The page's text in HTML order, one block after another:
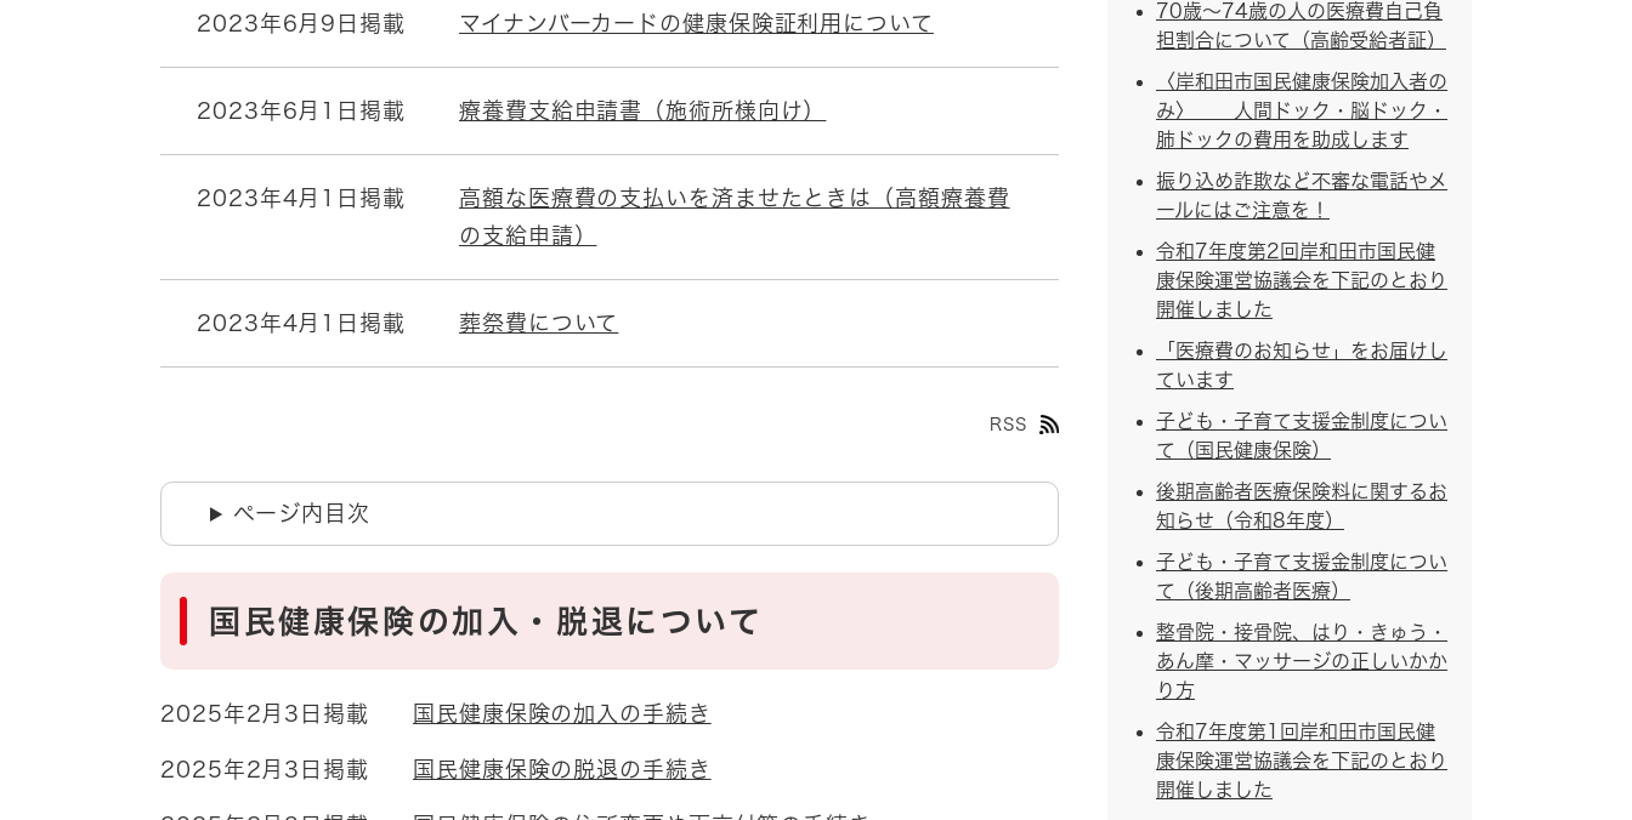
2023年6月9日掲載 マイナンバーカードの健康保険証利用について
2023年6月1日掲載 療養費支給申請書（施術所様向け）
2023年4月1日掲載
高額な医療費の支払いを済ませたときは（高額療養費
の支給申請）
2023年4月1日掲載 葬祭費について
RSS
ページ内目次
国民健康保険の加入・脱退について
2025年2月3日掲載 国民健康保険の加入の手続き
2025年2月3日掲載 国民健康保険の脱退の手続き
70歳～74歳の人の医療費自己負
担割合について（高齢受給者証）
〈岸和田市国民健康保険加入者の
み〉 人間ドック・脳ドック・
肺ドックの費用を助成します
振り込め詐欺など不審な電話やメ
ールにはご注意を！
令和7年度第2回岸和田市国民健
康保険運営協議会を下記のとおり
開催しました
「医療費のお知らせ」をお届けし
ています
子ども・子育て支援金制度につい
て（国民健康保険）
後期高齢者医療保険料に関するお
知らせ（令和8年度）
子ども・子育て支援金制度につい
て（後期高齢者医療）
整骨院・接骨院、はり・きゅう・
あん摩・マッサージの正しいかか
り方
令和7年度第1回岸和田市国民健
康保険運営協議会を下記のとおり
開催しました